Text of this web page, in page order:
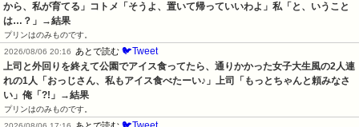
から、私が育てる」コトメ「そうよ、置いて帰っていいわよ」私「と、いうこと
は…？」→結果
プリンはのみものです。
2026/08/06 20:16
あとで読む 🐦Tweet
上司と外回りを終えて公園でアイス食ってたら、通りかかった女子大生風の2人連
れの1人「おっじさん、私もアイス食べたーい♪」上司「もっとちゃんと頼みなさ
い」俺「?!」→結果
プリンはのみものです。